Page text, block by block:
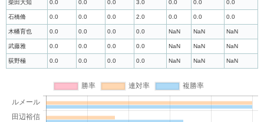
柴田大知 0.0 0.0 0.0 3.0 0.0 0.0 0.0
石橋脩 0.0 0.0 0.0 2.0 0.0 0.0 0.0
木幡育也 0.0 0.0 0.0 0.0 NaN NaN NaN
武藤雅 0.0 0.0 0.0 0.0 NaN NaN NaN
荻野極 0.0 0.0 0.0 0.0 NaN NaN NaN